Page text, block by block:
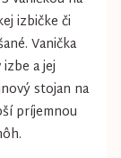
izbičke či
Vanička
a jej
stojan na
príjemnou